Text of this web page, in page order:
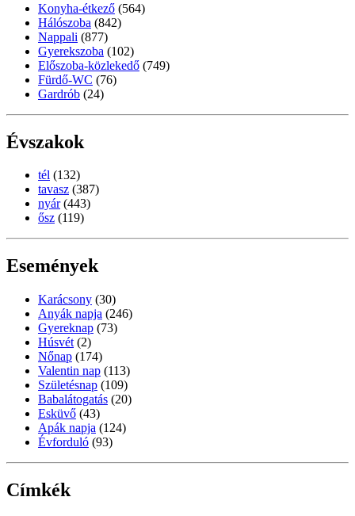
Konyha-étkező (564)
Hálószoba (842)
Nappali (877)
Gyerekszoba (102)
Előszoba-közlekedő (749)
Fürdő-WC (76)
Gardrób (24)
Évszakok
tél (132)
tavasz (387)
nyár (443)
ősz (119)
Események
Karácsony (30)
Anyák napja (246)
Gyereknap (73)
Húsvét (2)
Nőnap (174)
Valentin nap (113)
Születésnap (109)
Babalátogatás (20)
Esküvő (43)
Apák napja (124)
Évforduló (93)
Címkék